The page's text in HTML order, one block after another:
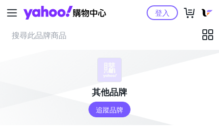
Yahoo購物中心登入
其他品牌
追蹤品牌